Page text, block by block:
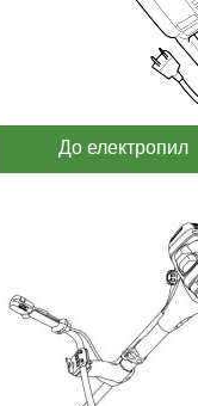
До електропил